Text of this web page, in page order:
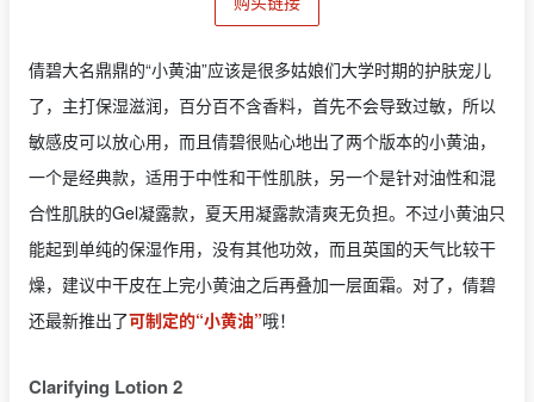
倩碧大名鼎鼎的“小黄油”应该是很多姑娘们大学时期的护肤宠儿
了，主打保湿滋润，百分百不含香料，首先不会导致过敏，所以
敏感皮可以放心用，而且倩碧很贴心地出了两个版本的小黄油，
一个是经典款，适用于中性和干性肌肤，另一个是针对油性和混
合性肌肤的Gel凝露款，夏天用凝露款清爽无负担。不过小黄油只
能起到单纯的保湿作用，没有其他功效，而且英国的天气比较干
燥，建议中干皮在上完小黄油之后再叠加一层面霜。对了，倩碧
还最新推出了可制定的“小黄油”哦！
Clarifying Lotion 2